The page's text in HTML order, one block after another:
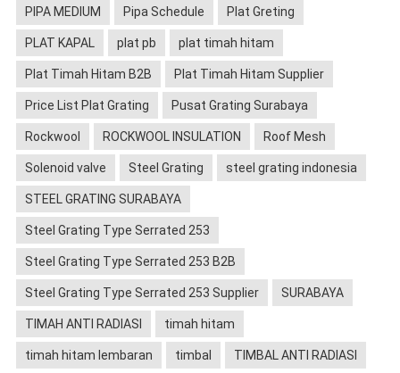
PIPA MEDIUM Pipa Schedule Plat Greting
PLAT KAPAL plat pb plat timah hitam
Plat Timah Hitam B2B Plat Timah Hitam Supplier
Price List Plat Grating Pusat Grating Surabaya
Rockwool ROCKWOOL INSULATION Roof Mesh
Solenoid valve Steel Grating steel grating indonesia
STEEL GRATING SURABAYA
Steel Grating Type Serrated 253
Steel Grating Type Serrated 253 B2B
Steel Grating Type Serrated 253 Supplier SURABAYA
TIMAH ANTI RADIASI timah hitam
timah hitam lembaran timbal TIMBAL ANTI RADIASI